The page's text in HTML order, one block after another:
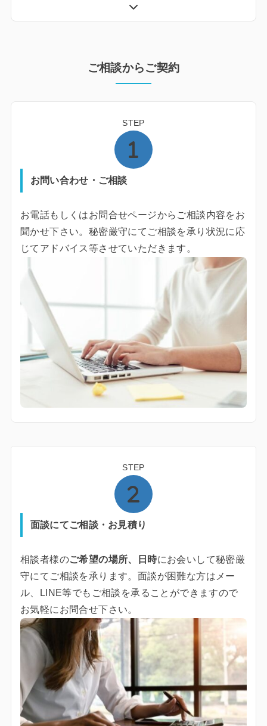
ご相談からご契約
STEP
お問い合わせ・ご相談
お電話もしくはお問合せページからご相談内容をお
聞かせ下さい。秘密厳守にてご相談を承り状況に応
じてアドバイス等させていただきます。
STEP
面談にてご相談・お見積り
相談者様のご希望の場所、日時にお会いして秘密厳
守にてご相談を承ります。面談が困難な方はメー
ル、LINE等でもご相談を承ることができますので
お気軽にお問合せ下さい。